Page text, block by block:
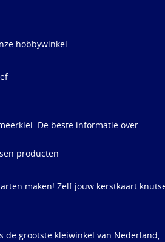
hobbywinkel
De beste informatie over
producten
maken! Zelf jouw kerstkaart
de grootste kleiwinkel van Nederland,